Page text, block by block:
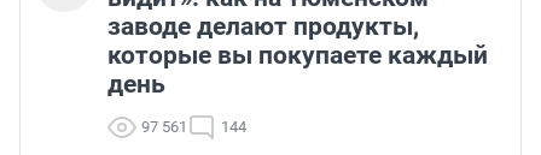
заводе делают продукты,
которые вы покупаете каждый
день
97 561 144